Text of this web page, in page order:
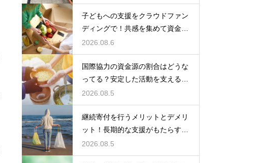
子どもへの支援をクラウドファン
ディングで！共感を集めて資金を
調達する
2026.08.6
国際協力の資金源の割合はどうな
ってる？安定した活動を支えるお
金の裏側
2026.08.5
継続寄付を行うメリットとデメリ
ット！長期的な支援がもたらす影
響を徹底解説
2026.08.5